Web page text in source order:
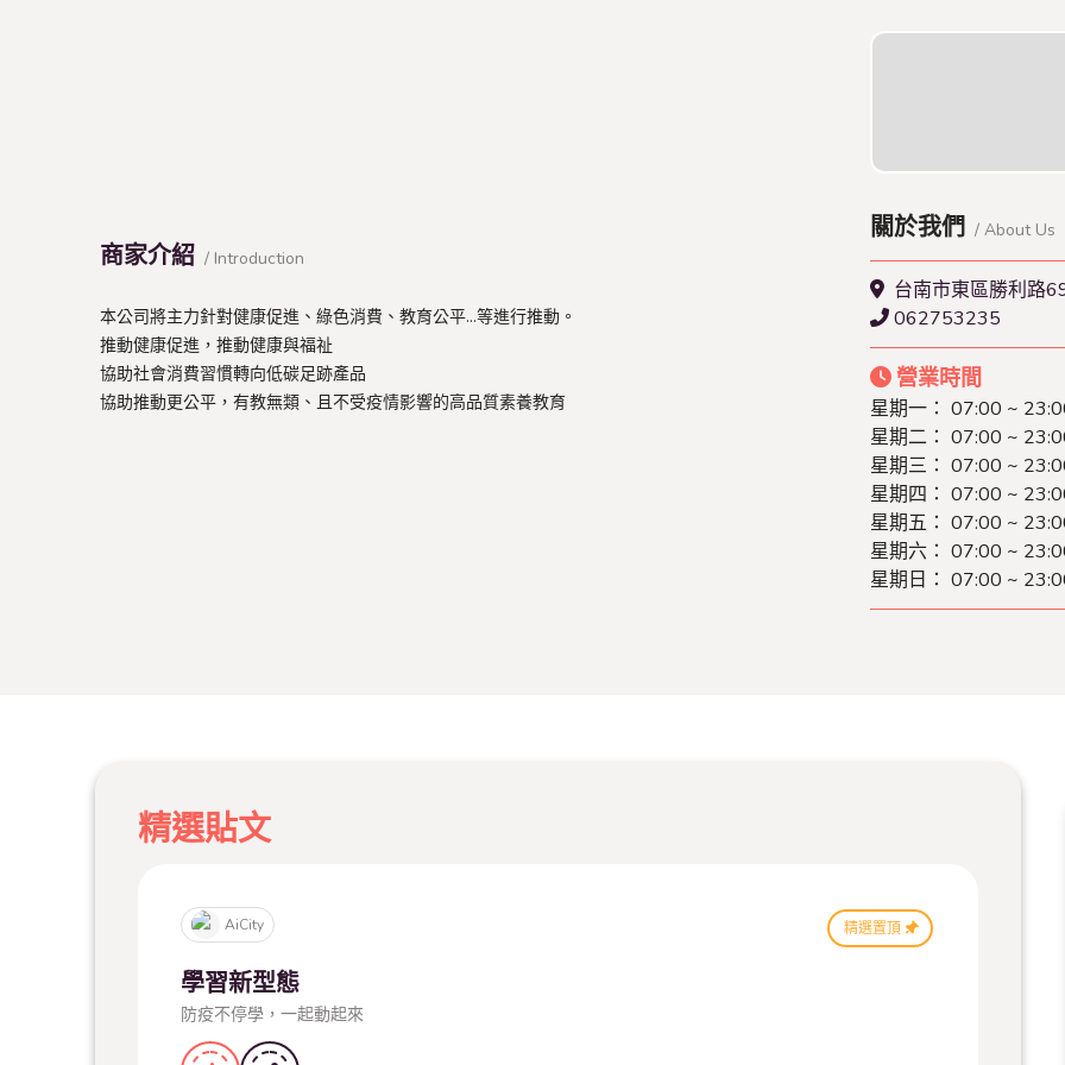
商家介紹 / Introduction
本公司將主力針對健康促進、綠色消費、教育公平...等進行推動。
推動健康促進，推動健康與福祉
協助社會消費習慣轉向低碳足跡產品
協助推動更公平，有教無類、且不受疫情影響的高品質素養教育
關於我們 / About Us
台南市東區勝利路
062753235
營業時間
星期一： 07:00 ~
星期二： 07:00 ~
星期三： 07:00 ~
星期四： 07:00 ~
星期五： 07:00 ~
星期六： 07:00 ~
星期日： 07:00 ~
精選貼文
AiCity 精選置頂
學習新型態
防疫不停學，一起動起來